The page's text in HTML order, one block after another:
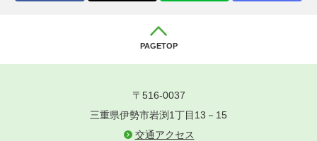
PAGETOP
〒516-0037
三重県伊勢市岩渕1丁目13－15
交通アクセス